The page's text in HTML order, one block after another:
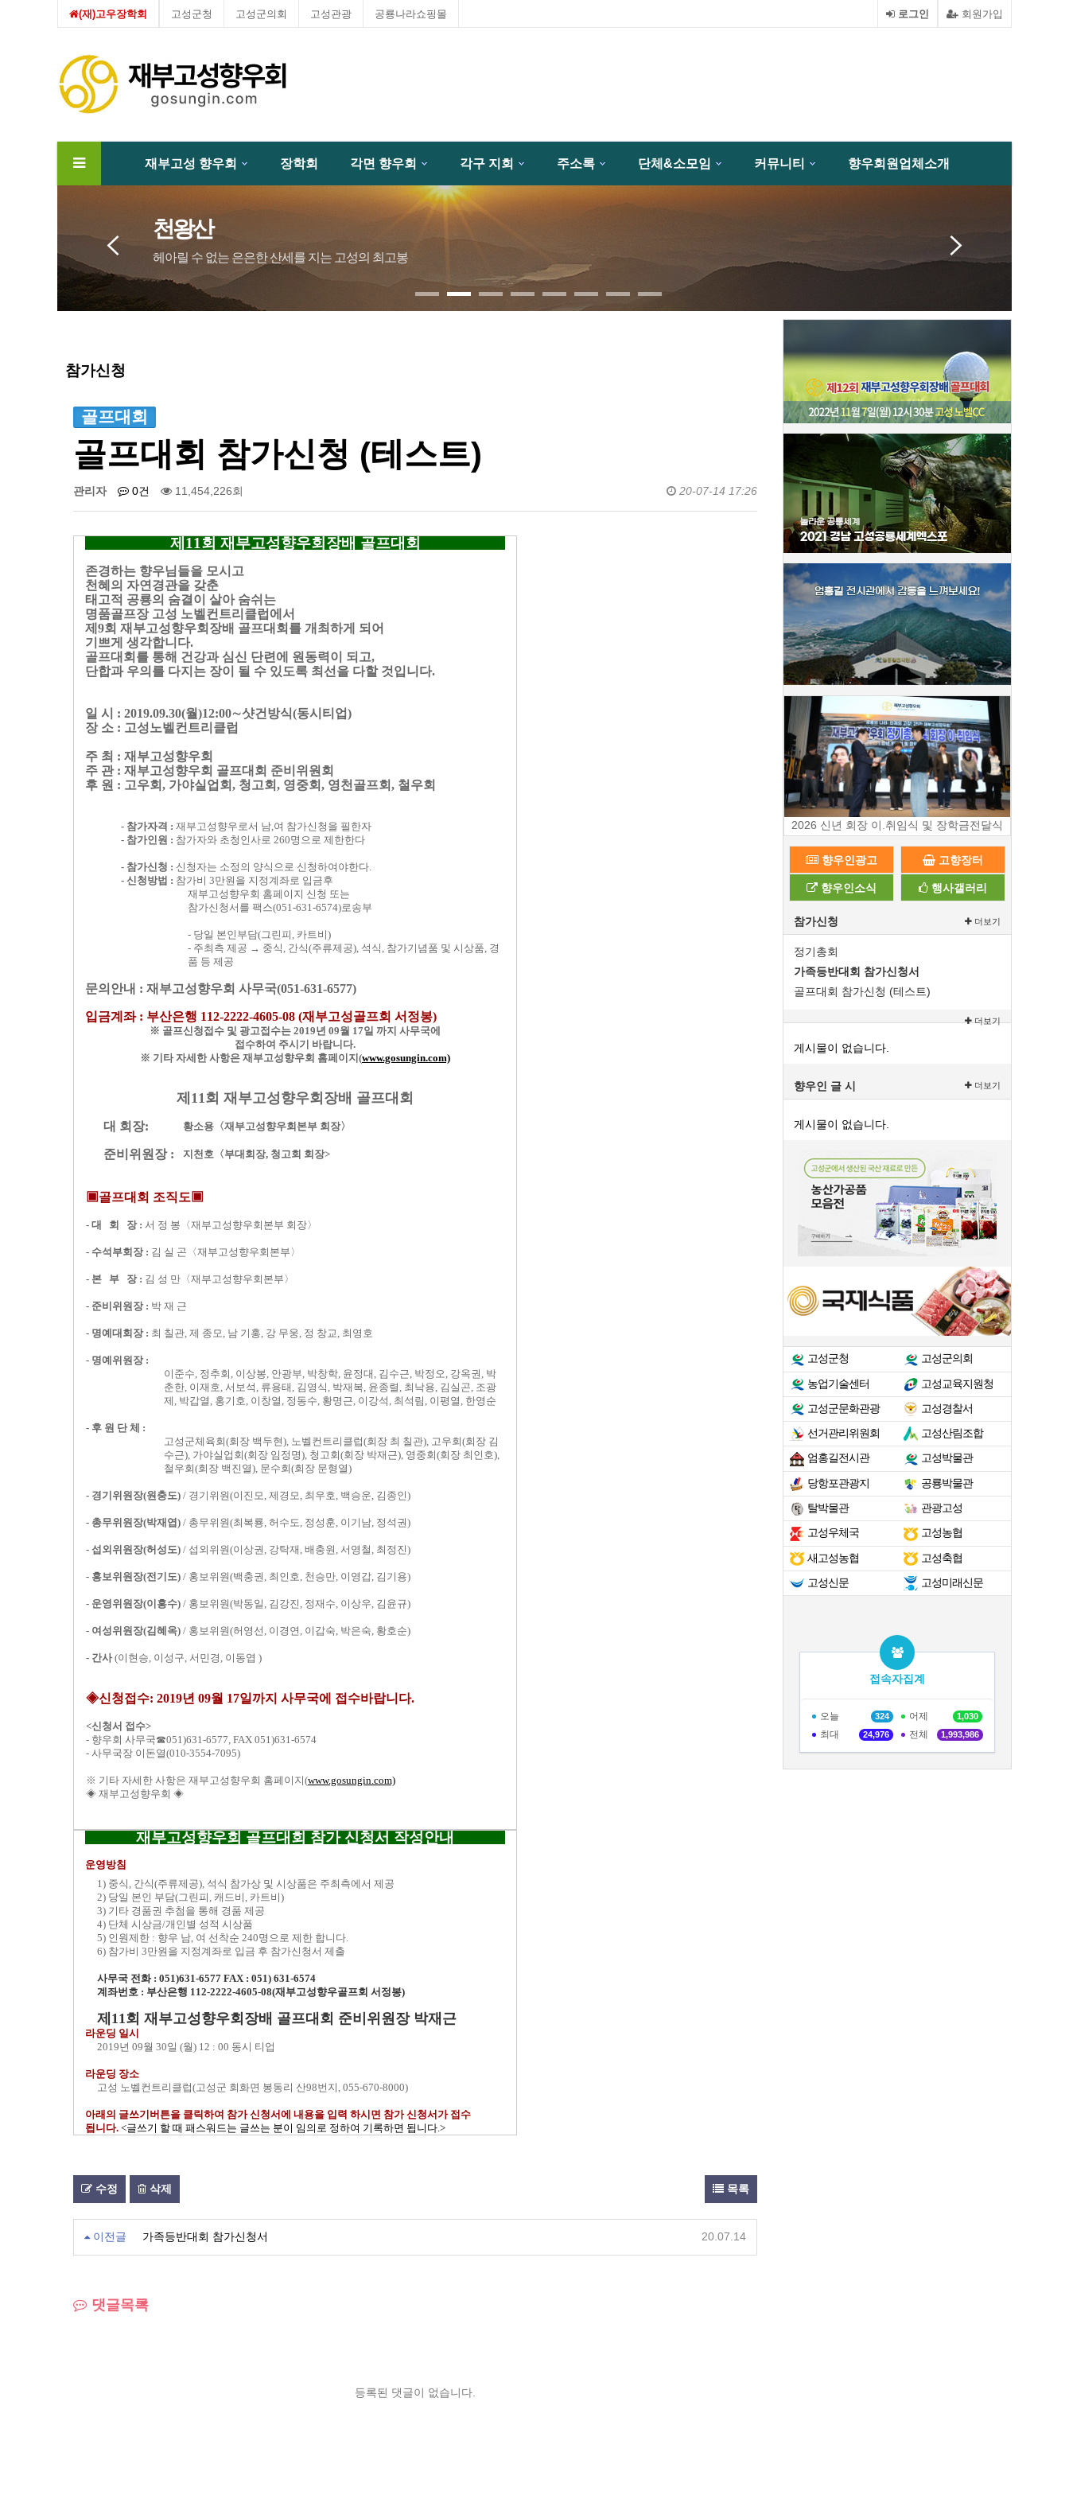
(재)고우장학회 고성군청 고성군의회 고성관광 공룡나라쇼핑몰 회원가입
로그인
재부고성 향우회 장학회 각면 향우회 각구 지회 주소록 단체&소모임
커뮤니티
향우회원업체소개
천왕산
헤아릴 수 없는 은은한 산세를 지는 고성의 최고봉
참가신청
골프대회
골프대회 참가신청 (테스트)
관리자 0건 11,454,226회 20-07-14 17:26
제11회 재부고성향우회장배 골프대회
존경하는 향우님들을 모시고
천혜의 자연경관을 갖춘
태고적 공룡의 숨결이 살아 숨쉬는
명품골프장 고성 노벨컨트리클럽에서
제9회 재부고성향우회장배 골프대회를 개최하게 되어
기쁘게 생각합니다.
골프대회를 통해 건강과 심신 단련에 원동력이 되고,
단합과 우의를 다지는 장이 될 수 있도록 최선을 다할 것입니다.
일 시 : 2019.09.30(월)12:00∼샷건방식(동시티업)
장 소 : 고성노벨컨트리클럽
주 최 : 재부고성향우회
주 관 : 재부고성향우회 골프대회 준비위원회
후 원 : 고우회, 가야실업회, 청고회, 영중회, 영천골프회, 철우회
- 참가자격 : 재부고성향우로서 남,여 참가신청을 필한자
- 참가인원 : 참가자와 초청인사로 260명으로 제한한다
- 참가신청 : 신청자는 소정의 양식으로 신청하여야한다.
- 신청방법 : 참가비 3만원을 지정계좌로 입금후
재부고성향우회 홈페이지 신청 또는
참가신청서를 팩스(051-631-6574)로송부
- 당일 본인부담(그린피, 카트비)
- 주최측 제공 → 중식, 간식(주류제공), 석식, 참가기념품 및 시상품, 경
품 등 제공
문의안내 : 재부고성향우회 사무국(051-631-6577)
입금계좌 : 부산은행 112-2222-4605-08 (재부고성골프회 서정봉)
※ 골프신청접수 및 광고접수는 2019년 09월 17일 까지 사무국에
접수하여 주시기 바랍니다.
※ 기타 자세한 사항은 재부고성향우회 홈페이지(www.gosungin.com)
제11회 재부고성향우회장배 골프대회
대 회장: 황소용〈재부고성향우회본부 회장〉
준비위원장 : 지천호〈부대회장, 청고회 회장>
▣골프대회 조직도▣
- 대 회 장 : 서 정 봉〈재부고성향우회본부 회장〉
- 수석부회장 : 김 실 곤〈재부고성향우회본부〉
- 본 부 장 : 김 성 만〈재부고성향우회본부〉
- 준비위원장 : 박 재 근
- 명예대회장 : 최 칠관, 제 종모, 남 기홍, 강 무웅, 정 창교, 최영호
- 명예위원장 :
이준수, 정추회, 이상봉, 안광부, 박창학, 윤정대, 김수근, 박정오, 강옥권, 박
춘한, 이재호, 서보석, 류용태, 김영식, 박재복, 윤종렬, 최낙용, 김실곤, 조광
제, 박갑열, 홍기호, 이창열, 정동수, 황명근, 이강석, 최석림, 이평열, 한영순
- 후 원 단 체 :
고성군체육회(회장 백두현), 노벨컨트리클럽(회장 최 칠관), 고우회(회장 김
수근), 가야실업회(회장 임정명), 청고회(회장 박재근), 영중회(회장 최인호),
철우회(회장 백진열), 문수회(회장 문형열)
- 경기위원장(원충도) / 경기위원(이진모, 제경모, 최우호, 백승운, 김종인)
- 총무위원장(박재엽) / 총무위원(최복룡, 허수도, 정성훈, 이기남, 정석권)
- 섭외위원장(허성도) / 섭외위원(이상권, 강탁재, 배충원, 서영철, 최정진)
- 홍보위원장(전기도) / 홍보위원(백충권, 최인호, 천승만, 이영갑, 김기용)
- 운영위원장(이흥수) / 홍보위원(박동일, 김강진, 정재수, 이상우, 김윤규)
- 여성위원장(김혜옥) / 홍보위원(허영선, 이경연, 이갑숙, 박은숙, 황호순)
- 간사(이현승, 이성구, 서민경, 이동엽 )
◈신청접수: 2019년 09월 17일까지 사무국에 접수바랍니다.
<신청서 접수>
- 향우회 사무국☎051)631-6577, FAX 051)631-6574
- 사무국장 이돈열(010-3554-7095)
※ 기타 자세한 사항은 재부고성향우회 홈페이지(www.gosungin.com)
◈ 재부고성향우회 ◈
재부고성향우회 골프대회 참가 신청서 작성안내
운영방침
1) 중식, 간식(주류제공), 석식 참가상 및 시상품은 주최측에서 제공
2) 당일 본인 부담(그린피, 캐드비, 카트비)
3) 기타 경품권 추첨을 통해 경품 제공
4) 단체 시상금/개인별 성적 시상품
5) 인원제한 : 향우 남, 여 선착순 240명으로 제한 합니다.
6) 참가비 3만원을 지정계좌로 입금 후 참가신청서 제출
사무국 전화 : 051)631-6577 FAX : 051) 631-6574
계좌번호 : 부산은행 112-2222-4605-08(재부고성향우골프회 서정봉)
제11회 재부고성향우회장배 골프대회 준비위원장 박재근
라운딩 일시
2019년 09월 30일 (월) 12 : 00 동시 티업
라운딩 장소
고성 노벨컨트리클럽(고성군 회화면 봉동리 산98번지, 055-670-8000)
아래의 글쓰기버튼을 클릭하여 참가 신청서에 내용을 입력 하시면 참가 신청서가 접수
됩니다. <글쓰기 할 때 패스워드는 글쓰는 분이 임의로 정하여 기록하면 됩니다.>
수정 삭제 목록
이전글 가족등반대회 참가신청서 20.07.14
댓글목록
등록된 댓글이 없습니다.
2026 신년 회장 이.취임식 및 장학금전달식
향우인광고 고향장터
향우인소식 행사갤러리
참가신청
정기총회
가족등반대회 참가신청서
골프대회 참가신청 (테스트)
더보기
게시물이 없습니다.
더보기
향우인 글 시
게시물이 없습니다.
더보기
고성군청
고성군의회
농업기술센터
고성교육지원청
고성군문화관광
고성경찰서
선거관리위원회
고성산림조합
엄홍길전시관
고성박물관
당항포관광지
공룡박물관
탈박물관
관광고성
고성우체국
고성농협
새고성농협
고성축협
고성신문
고성미래신문
접속자집계
오늘 324 어제 1,030
최대 24,976 전체 1,993,986